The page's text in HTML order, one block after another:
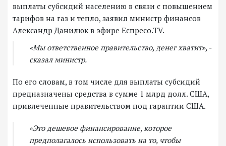
выплаты субсидий населению в связи с повышением
тарифов на газ и тепло, заявил министр финансов
Александр Данилюк в эфире Еспресо.TV.
«Мы ответственное правительство, денег хватит», -
сказал министр.
По его словам, в том числе для выплаты субсидий
предназначены средства в сумме 1 млрд долл. США,
привлеченные правительством под гарантии США.
«Это дешевое финансирование, которое
предполагалось использовать на то, чтобы